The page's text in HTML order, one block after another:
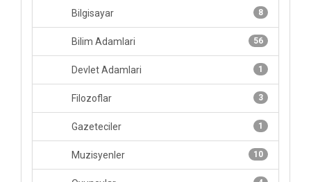
8
Bilgisayar
56
Bilim Adamlari
1
Devlet Adamlari
3
Filozoflar
1
Gazeteciler
10
Muzisyenler